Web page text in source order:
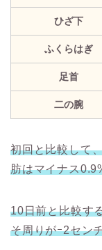
ひざ下
ふくらはぎ
足首
二の腕
初回と比較して
肪はマイナス
10日前と比較す
そ周りがｰ2セン